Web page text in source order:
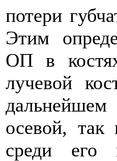
потери
Этим
ОП в
лучевой
осевой,
среди его